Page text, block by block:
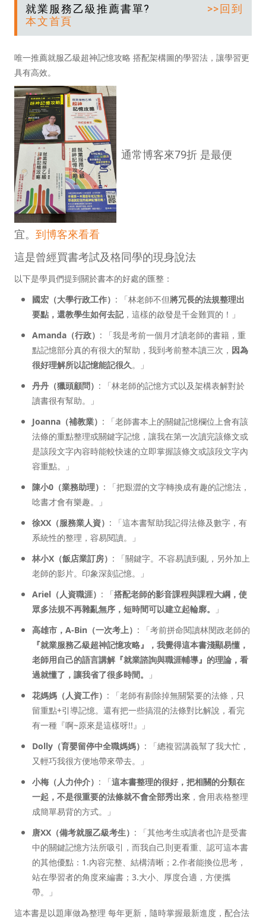
就業服務乙級推薦書單? >>回到
本文首頁
唯一推薦就服乙級超神記憶攻略 搭配架構圖的學習法，讓學習更
具有高效。
通常博客來79折 是最便
宜。 到博客來看看
這是曾經買書考試及格同學的現身說法
以下是學員們提到關於書本的好處的匯整：
國宏（大學行政工作） : 「林老師不但將冗長的法規整理出
要點，還教學生如何去記，這樣的啟發是千金難買的！」
Amanda（行政） : 「我是考前一個月才讀老師的書籍，重
點記憶部分真的有很大的幫助，我到考前整本讀三次， 因為
很好理解所以記憶能記很久。」
丹丹（獵頭顧問） : 「林老師的記憶方式以及架構表解對於
讀書很有幫助。」
Joanna（補教業） : 「老師書本上的關鍵記憶欄位上會有該
法條的重點整理或關鍵字記憶，讓我在第一次讀完該條文或
是該段文字內容時能較快速的立即掌握該條文或該段文字內
容重點。」
陳小0（業務助理） : 「把艱澀的文字轉換成有趣的記憶法，
唸書才會有樂趣。」
徐XX （服務業人資） : 「這本書幫助我記得法條及數字，有
系統性的整理，容易閱讀。」
林小X（飯店業訂房） : 「關鍵字。不容易讀到亂，另外加上
老師的影片。印象深刻記憶。」
Ariel（人資職涯） : 「搭配老師的影音課程與課程大綱，使
眾多法規不再雜亂無序，短時間可以建立起輪廓。
」
高雄市，A-Bin（一次考上） : 「考前拼命閱讀林閔政老師的
『就業服務乙級超神記憶攻略』，我覺得這本書淺顯易懂，
老師用自己的語言講解『就業諮詢與職涯輔導』的理論，看
過就懂了，讓我省了很多時間。
」
花媽媽（人資工作） : 「老師有剔除掉無關緊要的法條，只
留重點+引導記憶。還有把一些搞混的法條對比解說，看完
有一種『啊~原來是這樣呀!!』」
Dolly（育嬰留停中全職媽媽） : 「總複習講義幫了我大忙，
又輕巧我很方便地帶來帶去。」
小梅（人力仲介） : 「這本書整理的很好，把相關的分類在
一起，不是很重要的法條就不會全部秀出來 ，會用表格整理
成簡單易背的方式。」
唐XX（備考就服乙級考生） : 「其他考生或讀者也許是受書
中的關鍵記憶方法所吸引，而我自己則更看重、認可這本書
的其他優點：1.內容完整、結構清晰；2.作者能換位思考，
站在學習者的角度來編書；3.大小、厚度合適，方便攜
帶。」
這本書是以題庫做為整理 每年更新，隨時掌握最新進度，配合法